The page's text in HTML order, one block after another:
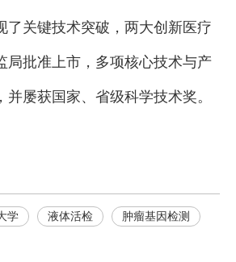
了关键技术突破，两大创新医疗
局批准上市，多项核心技术与产
并屡获国家、省级科学技术奖。
学 液体活检 肿瘤基因检测